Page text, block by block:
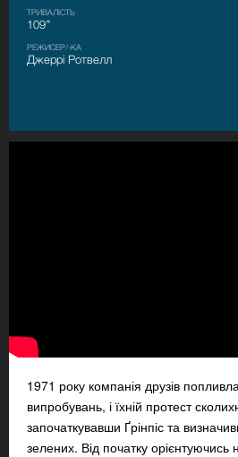
ТРИВАЛІСТЬ
109’’
РЕЖИСЕР/-КА
Джеррі Ротвелл
1971 року компанія друзів
випробувань, і їхній протест
започаткувавши Ґрінпіс та
зелених. Від початку орієнтуючись